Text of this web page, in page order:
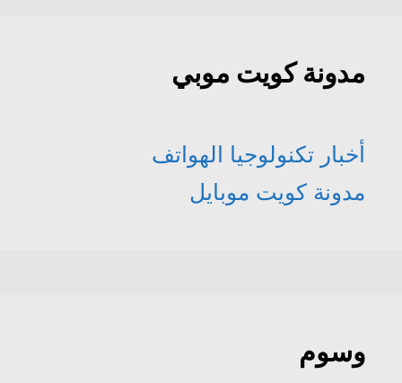
مدونة كويت موبي
أخبار تكنولوجيا الهواتف
مدونة كويت موبايل
وسوم